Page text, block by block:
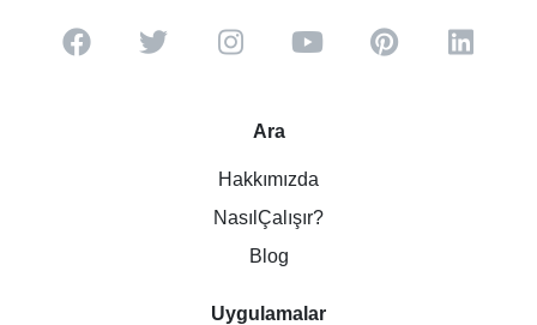
Ara
Hakkımızda
NasılÇalışır?
Blog
Uygulamalar